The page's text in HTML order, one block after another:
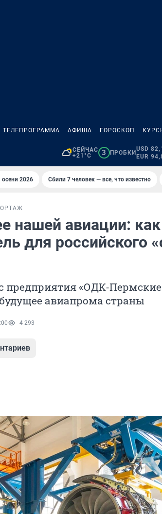
ТЕЛЕПРОГРАММА АФИША ГОРОСКОП
СЕЙЧАС
+21°C
3 ПРОБКИ
USD
EUR
2026 Сбили 7 человек — все, что известно
нашей авиации:
для российского
предприятия «ОДК-
авиапрома страны
4 293